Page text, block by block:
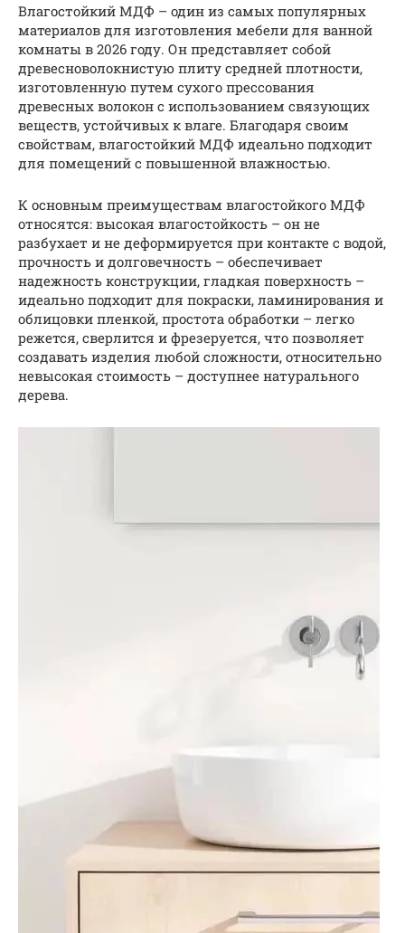
Влагостойкий МДФ – один из самых популярных
материалов для изготовления мебели для ванной
комнаты в 2026 году. Он представляет собой
древесноволокнистую плиту средней плотности,
изготовленную путем сухого прессования
древесных волокон с использованием связующих
веществ, устойчивых к влаге. Благодаря своим
свойствам, влагостойкий МДФ идеально подходит
для помещений с повышенной влажностью.
К основным преимуществам влагостойкого МДФ
относятся: высокая влагостойкость – он не
разбухает и не деформируется при контакте с водой,
прочность и долговечность – обеспечивает
надежность конструкции, гладкая поверхность –
идеально подходит для покраски, ламинирования и
облицовки пленкой, простота обработки – легко
режется, сверлится и фрезеруется, что позволяет
создавать изделия любой сложности, относительно
невысокая стоимость – доступнее натурального
дерева.